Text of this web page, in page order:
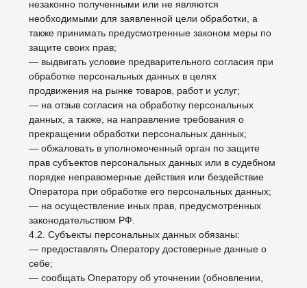
Виды обработки персональных данных
Сбор, запись, систематизация, накопление,
хранение, уничтожение и обезличивание
персональных данных
7. Условия обработки персональных данных
с согласия субъекта персональных данных на
обработку его персональных данных.
7.2. Обработка персональных данных необходима для
достижения целей, предусмотренных международным
договором Российской Федерации или законом, для
осуществления возложенных законодательством
полномочий и обязанностей.
7.3. Обработка персональных данных необходима для
осуществления правосудия, исполнения судебного
акта, акта другого органа или должностного лица,
подлежащих исполнению в соответствии с
законодательством Российской Федерации об
7.4. Обработка персональных данных необходима для
исполнения договора, стороной которого либо
выгодоприобретателем или поручителем по которому
является субъект персональных данных, а также для
заключения договора по инициативе субъекта
персональных данных или договора, по которому
выгодоприобретателем или поручителем.